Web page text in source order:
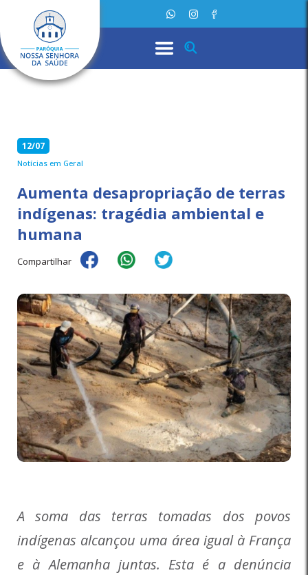
12/07
Notícias em Geral
Aumenta desapropriação de terras
indígenas: tragédia ambiental e
humana
Compartilhar
A soma das terras tomadas dos povos
indígenas alcançou uma área igual à França
e à Alemanha juntas. Esta é a denúncia